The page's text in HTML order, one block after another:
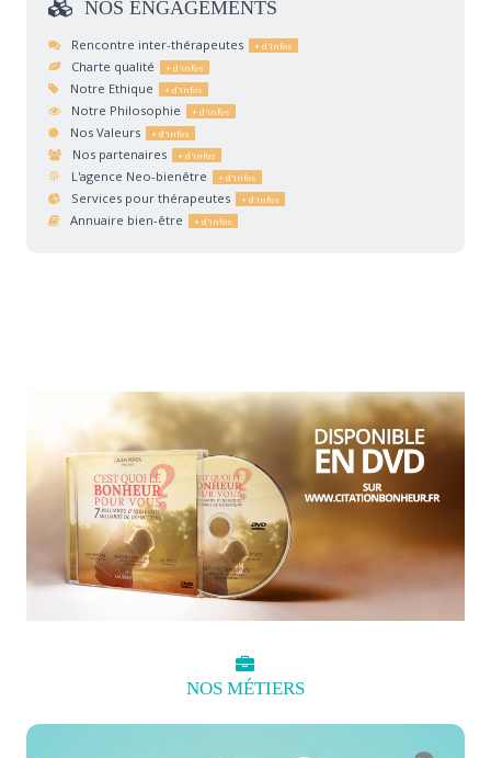
NOS ENGAGEMENTS
Rencontre inter-thérapeutes
Charte qualité
Notre Ethique
Notre Philosophie
Nos Valeurs
Nos partenaires
L'agence Neo-bienêtre
Services pour thérapeutes
Annuaire bien-être
NOS MÉTIERS